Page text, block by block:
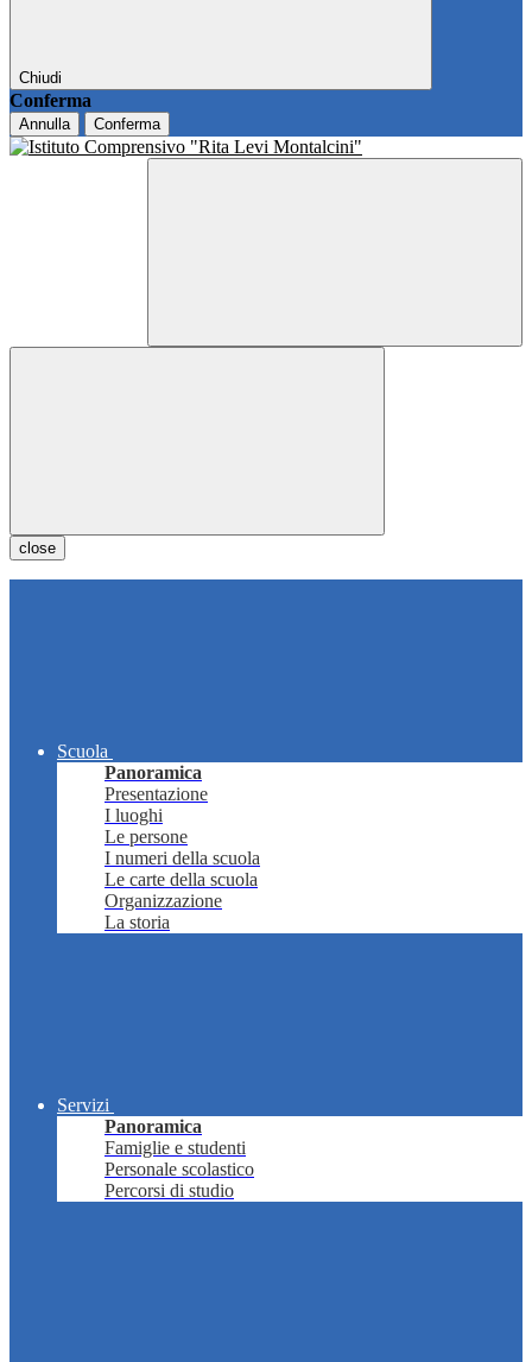
Chiudi
Conferma
Annulla Conferma
close
Scuola
Panoramica
Presentazione
I luoghi
Le persone
I numeri della scuola
Le carte della scuola
Organizzazione
La storia
Servizi
Panoramica
Famiglie e studenti
Personale scolastico
Percorsi di studio